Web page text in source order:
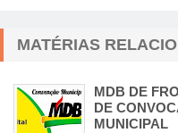
MATÉRIAS
MDB DE
DE
MUNICIPAL